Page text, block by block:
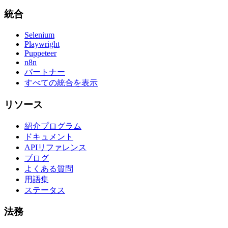
統合
Selenium
Playwright
Puppeteer
n8n
パートナー
すべての統合を表示
リソース
紹介プログラム
ドキュメント
APIリファレンス
ブログ
よくある質問
用語集
ステータス
法務